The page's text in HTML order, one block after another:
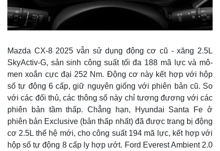
Mazda CX-8 2025 vẫn sử dụng động cơ cũ - xăng 2.5L
SkyActiv-G, sản sinh công suất tối đa 188 mã lực và mô-
men xoắn cực đại 252 Nm. Động cơ này kết hợp với hộp
số tự động 6 cấp, giữ nguyên giống với phiên bản cũ. So
với các đối thủ, các thông số này chỉ tương đương với các
phiên bản tầm thấp. Chẳng hạn, Hyundai Santa Fe ở
phiên bản Exclusive (bản thấp nhất) đã được trang bị động
cơ 2.5L thế hệ mới, cho công suất 194 mã lực, kết hợp với
hộp số tự động 8 cấp ly hợp ướt. Ford Everest Ambient 2.0